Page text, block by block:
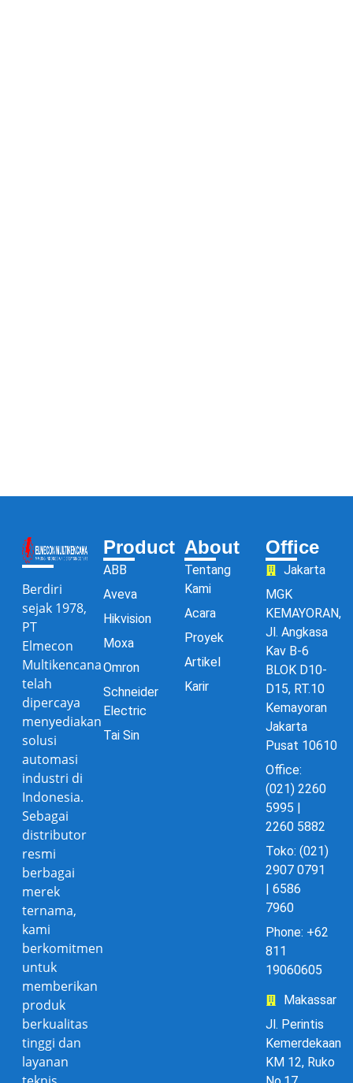
Berdiri
sejak 1978,
PT
Elmecon
Multikencana
telah
dipercaya
menyediakan
solusi
automasi
industri di
Indonesia.
Sebagai
distributor
resmi
berbagai
merek
ternama,
kami
berkomitmen
untuk
memberikan
produk
berkualitas
tinggi dan
layanan
Product
ABB
Aveva
Hikvision
Moxa
Omron
Schneider
Electric
Tai Sin
About
Tentang
Kami
Acara
Proyek
Artikel
Karir
Office
Jakarta
MGK
KEMAYORAN,
Jl. Angkasa
Kav B-6
BLOK D10-
D15, RT.10
Kemayoran
Jakarta
Pusat 10610
Office:
(021) 2260
5995 |
2260 5882
Toko: (021)
2907 0791
| 6586
7960
Phone: +62
811
19060605
Makassar
Jl. Perintis
Kemerdekaan
KM 12, Ruko